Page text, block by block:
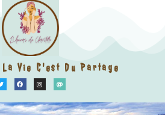
Vie C'est Du Partage